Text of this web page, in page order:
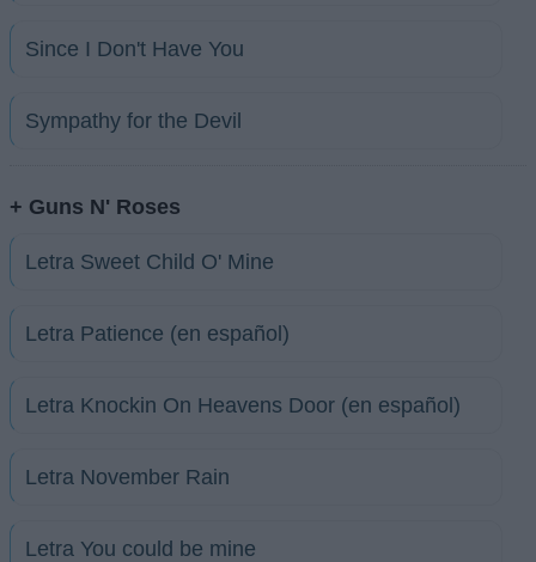
Since I Don't Have You
Sympathy for the Devil
+ Guns N' Roses
Letra Sweet Child O' Mine
Letra Patience (en español)
Letra Knockin On Heavens Door (en español)
Letra November Rain
Letra You could be mine